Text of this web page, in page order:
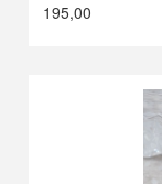
195,00